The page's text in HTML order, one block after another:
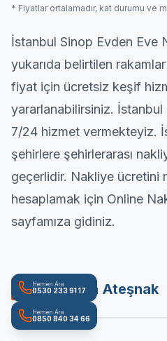
* Fiyatlar ortalamadır, kat durumu ve
İstanbul Sinop Evden Eve
yukarıda belirtilen
fiyat için ücretsiz keşif
yararlanabilirsiniz.
7/24 hizmet vermekteyiz.
şehirlere şehirlerarası
geçerlidir. Nakliye ücretini
hesaplamak için Online
sayfamıza gidiniz.
YouTube'da Ateşnak
Hemen Ara
0530 233 91 17
Hemen Ara
0850 840 34 66